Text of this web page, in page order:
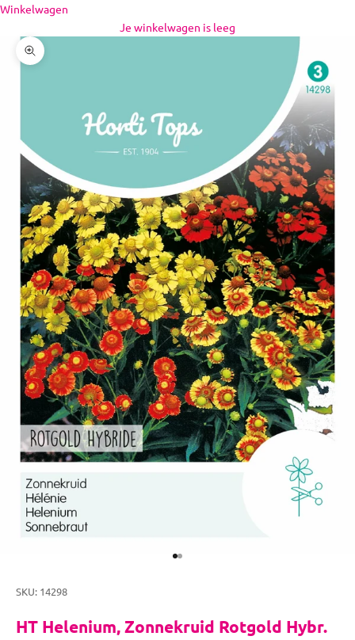
Naar inhoud
Winkelwagen
Je winkelwagen is leeg
In-/uitzoomen
Naar artikel 1
Naar artikel 2
SKU: 14298
HT Helenium, Zonnekruid Rotgold Hybr.